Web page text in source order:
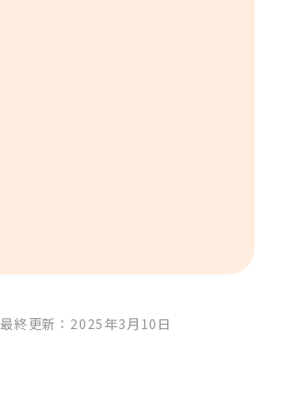
最終更新：2025年3月10日